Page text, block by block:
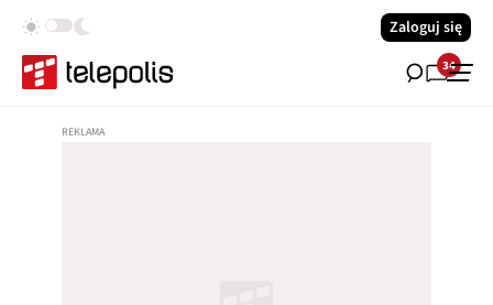
Zaloguj się
34